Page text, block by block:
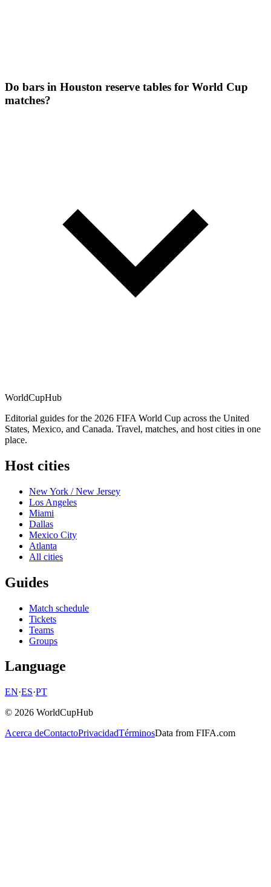
Do bars in Houston reserve tables for World Cup
matches?
WorldCupHub
Editorial guides for the 2026 FIFA World Cup across the United
States, Mexico, and Canada. Travel, matches, and host cities in one
place.
Host cities
New York / New Jersey
Los Angeles
Miami
Dallas
Mexico City
Atlanta
All cities
Guides
Match schedule
Tickets
Teams
Groups
Language
EN·ES·PT
© 2026 WorldCupHub
Acerca deContactoPrivacidadTérminosData from FIFA.com